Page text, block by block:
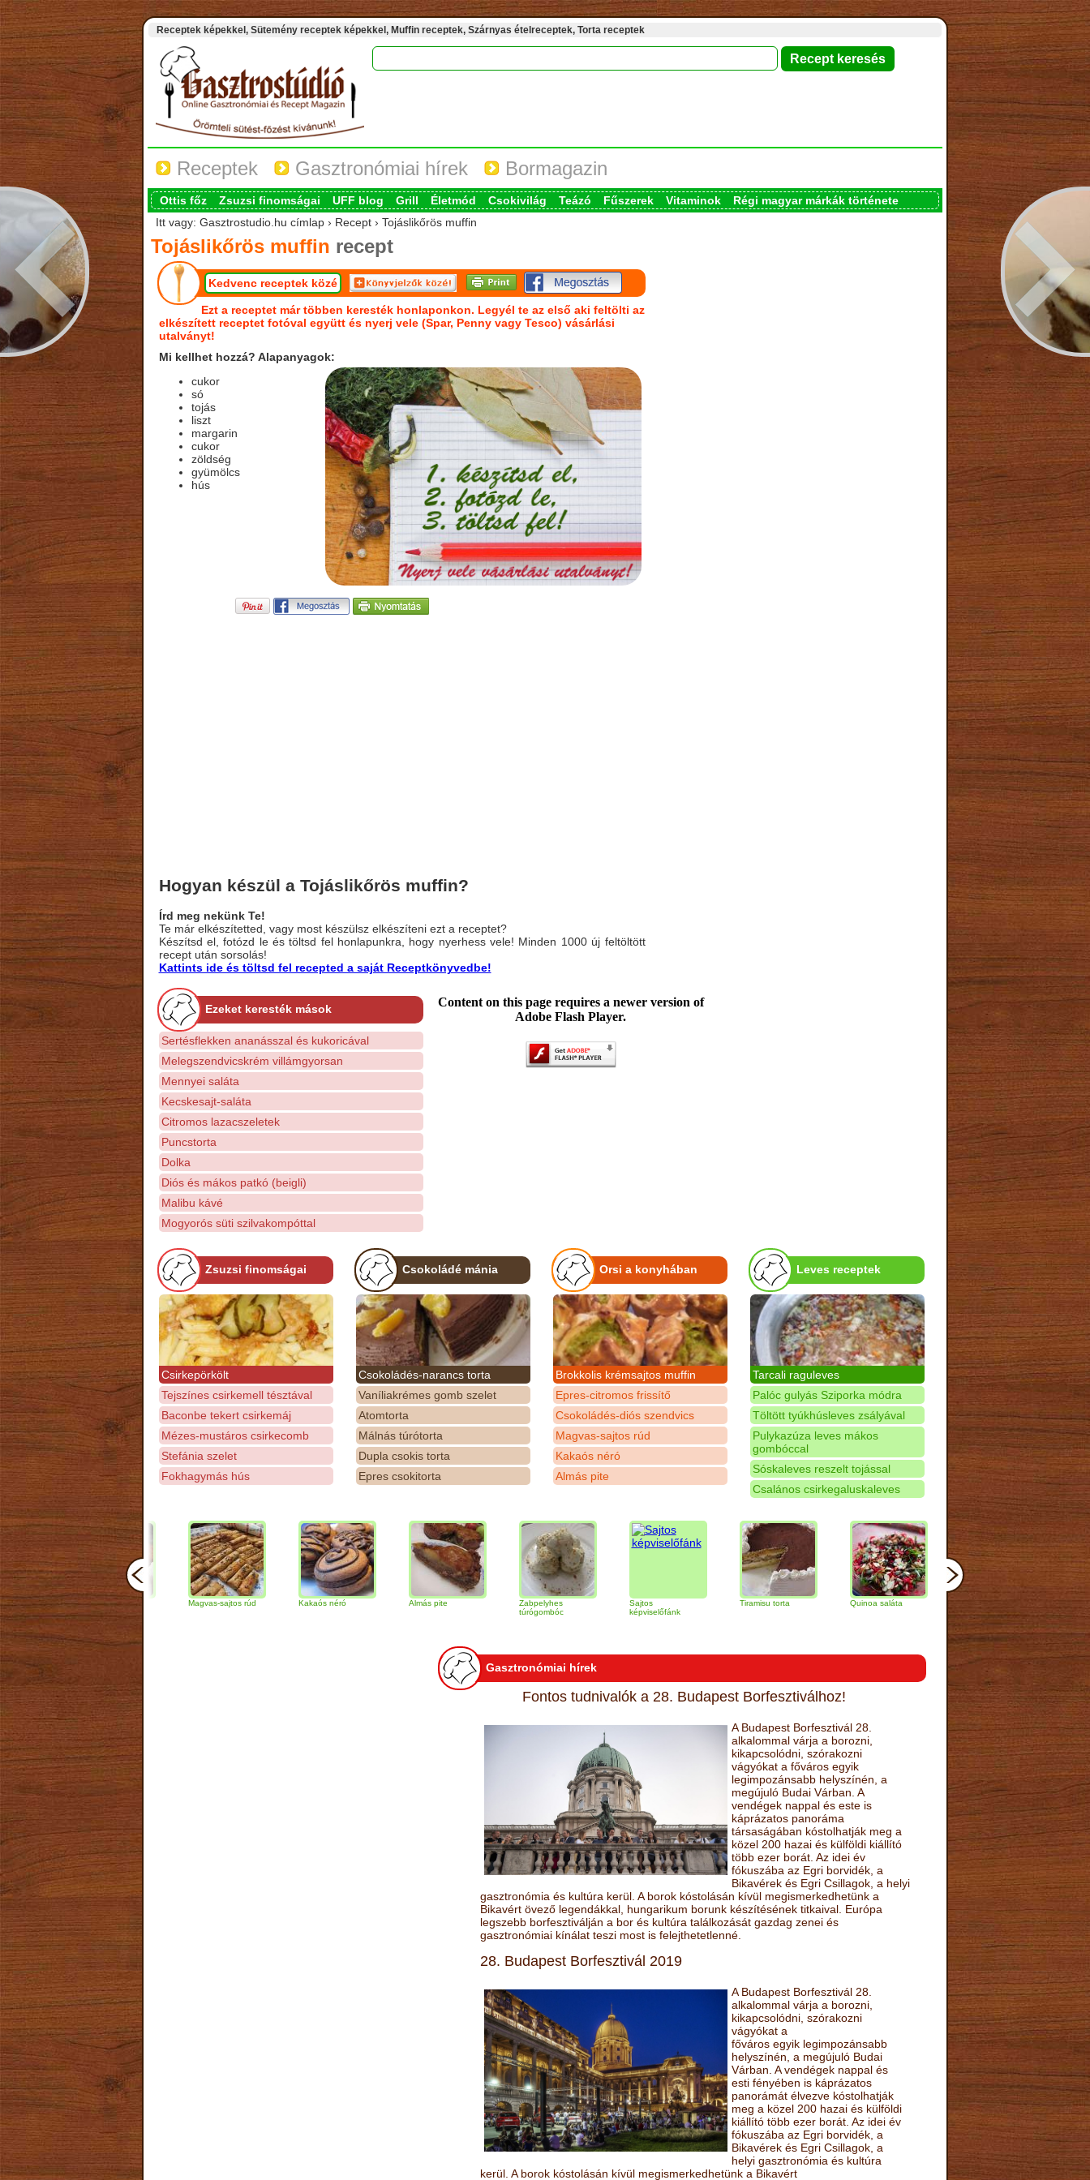
Receptek képekkel, Sütemény receptek képekkel, Muffin receptek, Szárnyas ételreceptek, Torta receptek
Receptek Gasztronómiai hírek Bormagazin
Ottis főz Zsuzsi finomságai UFF blog Grill Életmód Csokivilág Teázó Fűszerek Vitaminok
Régi magyar márkák története
Itt vagy: Gasztrostudio.hu címlap › Recept › Tojáslikőrös muffin
Tojáslikőrös muffin recept
Kedvenc receptek közé
Ezt a receptet már többen keresték honlaponkon. Legyél te az első aki feltölti az
elkészített receptet fotóval együtt és nyerj vele (Spar, Penny vagy Tesco) vásárlási
utalványt!
Mi kellhet hozzá? Alapanyagok:
cukor
só
tojás
liszt
margarin
cukor
zöldség
gyümölcs
hús
Hogyan készül a Tojáslikőrös muffin?
Írd meg nekünk Te!
Te már elkészítetted, vagy most készülsz elkészíteni ezt a receptet?
Készítsd el, fotózd le és töltsd fel honlapunkra, hogy nyerhess vele! Minden 1000 új feltöltött
recept után sorsolás!
Kattints ide és töltsd fel recepted a saját Receptkönyvedbe!
Ezeket keresték mások
Sertésflekken ananásszal és kukoricával
Melegszendvicskrém villámgyorsan
Mennyei saláta
Kecskesajt-saláta
Citromos lazacszeletek
Puncstorta
Dolka
Diós és mákos patkó (beigli)
Malibu kávé
Mogyorós süti szilvakompóttal
Content on this page requires a newer version of
Adobe Flash Player.
Zsuzsi finomságai
Csirkepörkölt
Tejszínes csirkemell tésztával
Baconbe tekert csirkemáj
Mézes-mustáros csirkecomb
Stefánia szelet
Fokhagymás hús
Csokoládé mánia
Csokoládés-narancs torta
Vaníliakrémes gomb szelet
Atomtorta
Málnás túrótorta
Dupla csokis torta
Epres csokitorta
Orsi a konyhában
Brokkolis krémsajtos muffin
Epres-citromos frissítő
Csokoládés-diós szendvics
Magvas-sajtos rúd
Kakaós néró
Almás pite
Leves receptek
Tarcali raguleves
Palóc gulyás Sziporka módra
Töltött tyúkhúsleves zsályával
Pulykazúza leves mákos
gombóccal
Sóskaleves reszelt tojással
Csalános csirkegaluskaleves
Csokoládés-diós
szendvics
Magvas-sajtos rúd Kakaós néró Almás pite
Zabpelyhes
túrógombóc
képviselőfánk
Tiramisu torta Quinoa saláta Mandulás kifli
Gasztronómiai hírek
Fontos tudnivalók a 28. Budapest Borfesztiválhoz!
A Budapest Borfesztivál 28.
alkalommal várja a borozni,
kikapcsolódni, szórakozni
vágyókat a főváros egyik
legimpozánsabb helyszínén, a
megújuló Budai Várban. A
vendégek nappal és este is
káprázatos panoráma
társaságában kóstolhatják meg a
közel 200 hazai és külföldi kiállító
több ezer borát. Az idei év
fókuszába az Egri borvidék, a
Bikavérek és Egri Csillagok, a helyi
gasztronómia és kultúra kerül. A borok kóstolásán kívül megismerkedhetünk a
Bikavért övező legendákkal, hungarikum borunk készítésének titkaival. Európa
legszebb borfesztiválján a bor és kultúra találkozását gazdag zenei és
gasztronómiai kínálat teszi most is felejthetetlenné.
28. Budapest Borfesztivál 2019
A Budapest Borfesztivál 28.
alkalommal várja a borozni,
kikapcsolódni, szórakozni
vágyókat a
főváros egyik legimpozánsabb
helyszínén, a megújuló Budai
Várban. A vendégek nappal és
esti fényében is káprázatos
panorámát élvezve kóstolhatják
meg a közel 200 hazai és külföldi
kiállító több ezer borát. Az idei év
fókuszába az Egri borvidék, a
Bikavérek és Egri Csillagok, a
helyi gasztronómia és kultúra
kerül. A borok kóstolásán kívül megismerkedhetünk a Bikavért